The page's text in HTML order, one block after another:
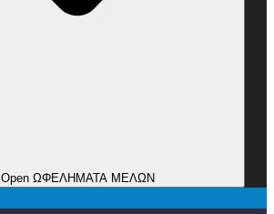
Open ΩΦΕΛΗΜΑΤΑ ΜΕΛΩΝ